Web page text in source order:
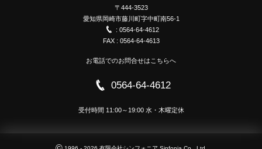
〒444-3523
愛知県岡崎市藤川町字中町南56-1
: 0564-64-4612
FAX : 0564-64-4613
お電話でのお問合せはこちらへ
0564-64-4612
受付時間 11:00～19:00 水・木曜定休